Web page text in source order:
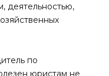
деятельностью,
по
юристам не